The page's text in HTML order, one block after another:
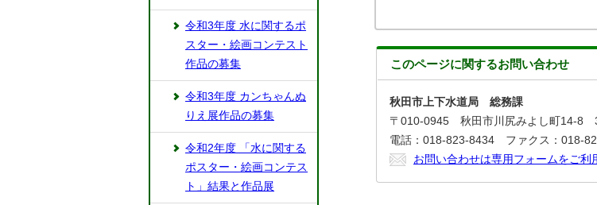
このページに関するお問い合わせ
秋田市上下水道局 総務課
〒010-0945 秋田市川尻みよし町14-8
電話：018-823-8434 ファクス：018-
お問い合わせは専用フォームをご利
令和3年度 水に関するポ
スター・絵画コンテスト
作品の募集
令和3年度 カンちゃんぬ
りえ展作品の募集
令和2年度 「水に関する
ポスター・絵画コンテス
ト」結果と作品展